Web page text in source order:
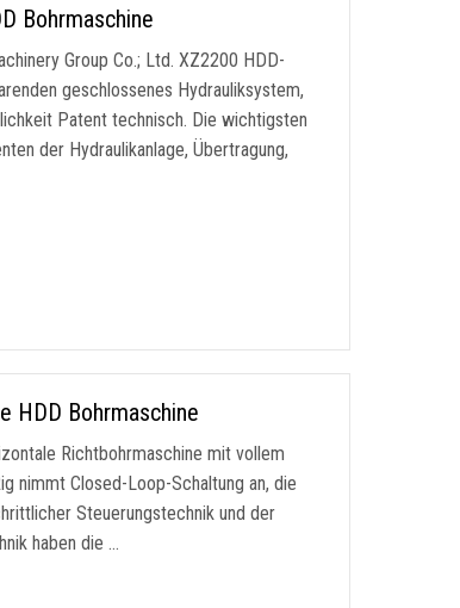
Bohrmaschine
Group Co.; Ltd. XZ2200 HDD-
geschlossenes Hydrauliksystem,
Patent technisch. Die wichtigsten
der Hydraulikanlage, Übertragung,
HDD Bohrmaschine
Richtbohrmaschine mit vollem
nimmt Closed-Loop-Schaltung an, die
Steuerungstechnik und der
haben die …